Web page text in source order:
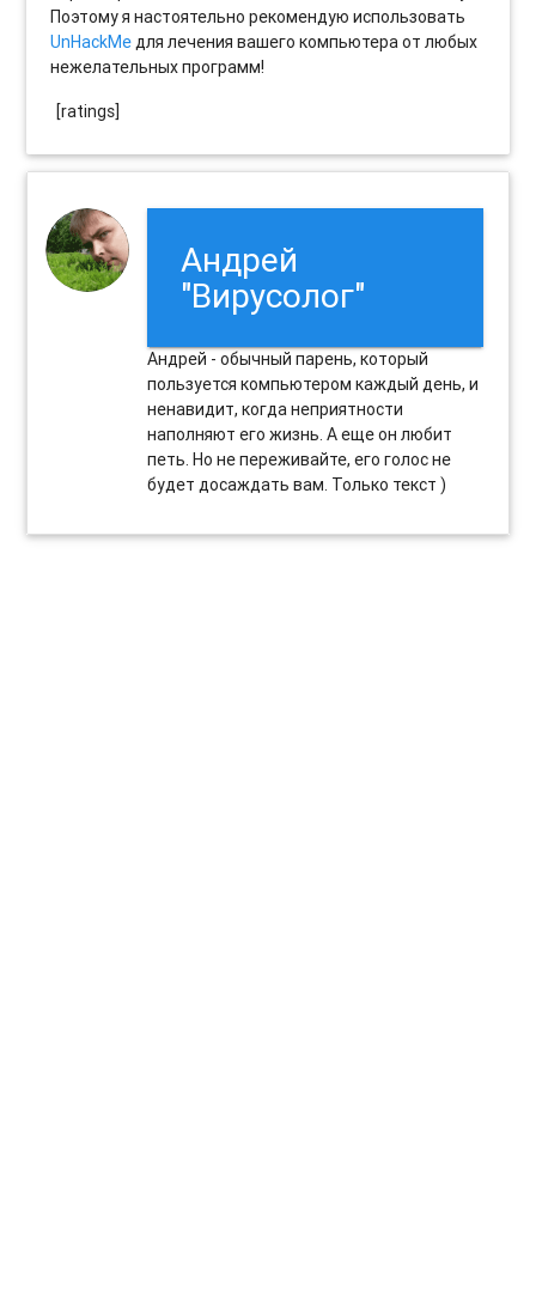
Поэтому я настоятельно рекомендую использовать
UnHackMeдля лечения вашего компьютера от любых
нежелательных программ!
[ratings]
Андрей
"Вирусолог"
Андрей - обычный парень, который
пользуется компьютером каждый день, и
ненавидит, когда неприятности
наполняют его жизнь. А еще он любит
петь. Но не переживайте, его голос не
будет досаждать вам. Только текст )